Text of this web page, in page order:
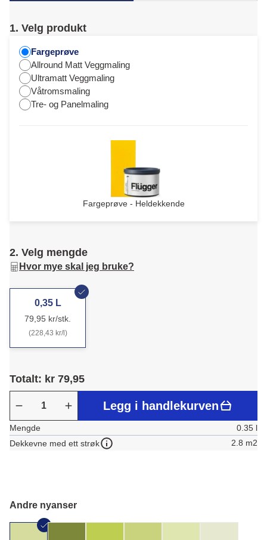
1. Velg produkt
Fargeprøve
Allround Matt Veggmaling
Ultramatt Veggmaling
Våtromsmaling
Tre- og Panelmaling
Fargeprøve - Heldekkende
2. Velg mengde
Hvor mye skal jeg bruke?
0,35 L
79,95 kr/stk.
(228,43 kr/l)
Totalt: kr 79,95
Legg i handlekurven
Mengde
0.35 l
Dekkevne med ett strøk
2.8 m2
Andre nyanser